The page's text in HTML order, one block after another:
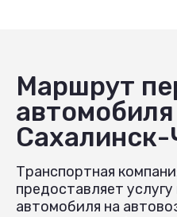
Маршрут
Транспортная
предоставляет
автомобиля на